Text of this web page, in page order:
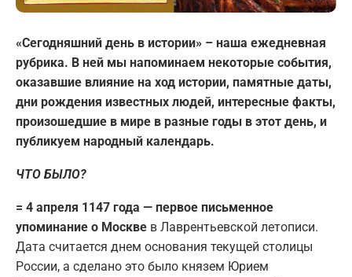
«Сегодняшний день в истории» – наша ежедневная
рубрика. В ней мы напоминаем некоторые события,
оказавшие влияние на ход истории, памятные даты,
дни рождения известных людей, интересные факты,
произошедшие в мире в разные годы в этот день, и
публикуем народный календарь.
ЧТО БЫЛО?
= 4 апреля 1147 года — первое письменное
упоминание о Москве в Лаврентьевской летописи.
Дата считается днем основания текущей столицы
России, а сделано это было князем Юрием